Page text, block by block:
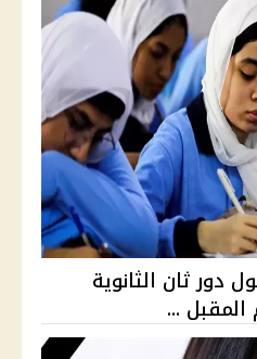
دور ثان الثانوية
المقبل ...